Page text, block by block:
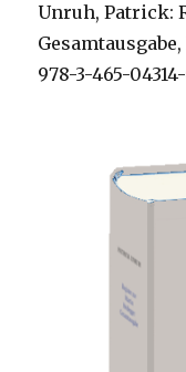
Unruh, Patrick:
978-3-465-04314-